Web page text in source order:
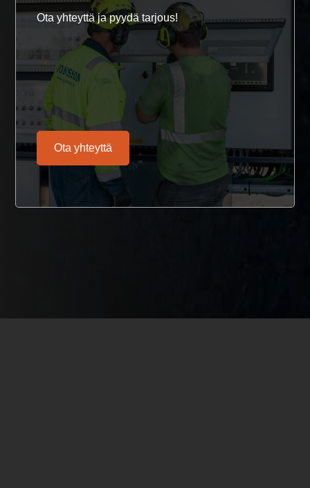
Ota yhteyttä ja pyydä tarjous!
Ota yhteyttä